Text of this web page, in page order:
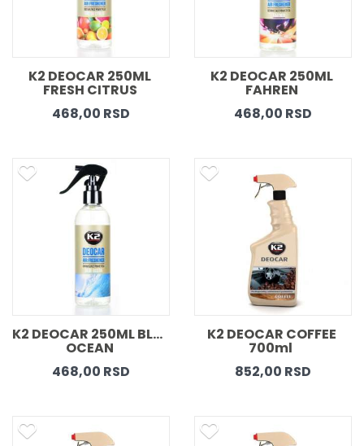
K2 DEOCAR 250ML
FRESH CITRUS
468,00 RSD
K2 DEOCAR 250ML
FAHREN
468,00 RSD
K2 DEOCAR 250ML BLUE
OCEAN
468,00 RSD
K2 DEOCAR COFFEE
700ml
852,00 RSD